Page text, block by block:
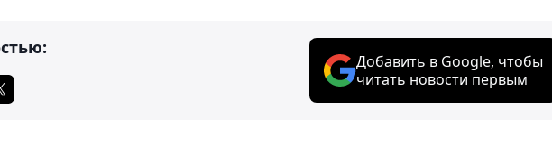
Добавить в Google, чтобы
читать новости первым